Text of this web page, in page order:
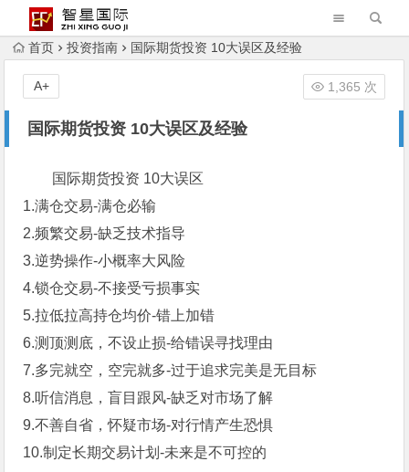
首页 投资指南 国际期货投资 10大误区及经验
国际期货投资 10大误区及经验
1,365 次
A+
国际期货投资 10大误区
1.满仓交易-满仓必输
2.频繁交易-缺乏技术指导
3.逆势操作-小概率大风险
4.锁仓交易-不接受亏损事实
5.拉低拉高持仓均价-错上加错
6.测顶测底，不设止损-给错误寻找理由
7.多完就空，空完就多-过于追求完美是无目标
8.听信消息，盲目跟风-缺乏对市场了解
9.不善自省，怀疑市场-对行情产生恐惧
10.制定长期交易计划-未来是不可控的